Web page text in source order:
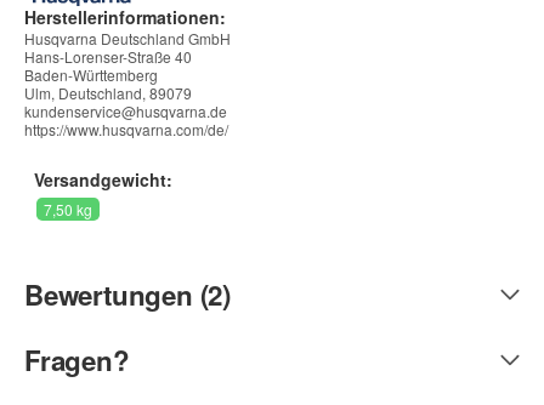
Herstellerinformationen:
Husqvarna Deutschland GmbH
Hans-Lorenser-Straße 40
Baden-Württemberg
Ulm, Deutschland, 89079
kundenservice@husqvarna.de
https://www.husqvarna.com/de/
Versandgewicht:
7,50 kg
Bewertungen (2)
Fragen?